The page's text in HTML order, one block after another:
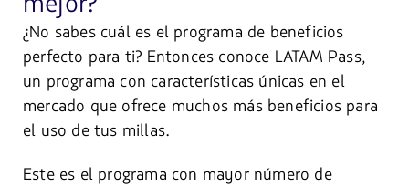
¿No sabes cuál es el programa de beneficios
perfecto para ti? Entonces conoce LATAM Pass,
un programa con características únicas en el
mercado que ofrece muchos más beneficios para
el uso de tus millas.
Este es el programa con mayor número de